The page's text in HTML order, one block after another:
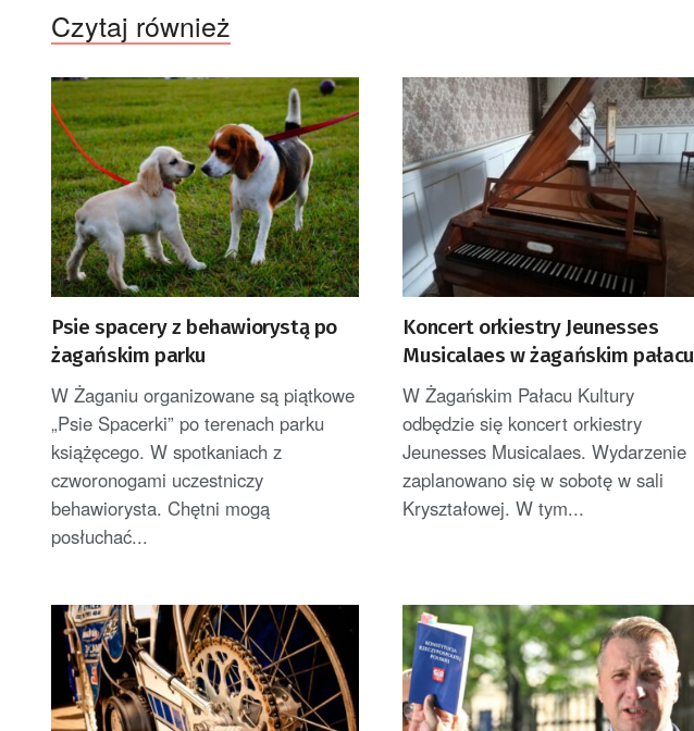
Czytaj również
Psie spacery z behawiorystą po
żagańskim parku
W Żaganiu organizowane są piątkowe
„Psie Spacerki” po terenach parku
książęcego. W spotkaniach z
czworonogami uczestniczy
behawiorysta. Chętni mogą
posłuchać...
Koncert orkiestry Jeunesses
Musicalaes w żagańskim pałacu
W Żagańskim Pałacu Kultury
odbędzie się koncert orkiestry
Jeunesses Musicalaes. Wydarzenie
zaplanowano się w sobotę w sali
Kryształowej. W tym...